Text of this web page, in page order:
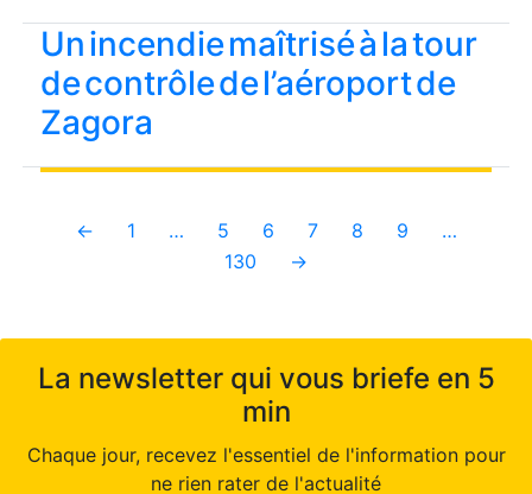
Un incendie maîtrisé à la tour
de contrôle de l’aéroport de
Zagora
← 1 … 5 6 7 8 9
…
130
→
La newsletter qui vous briefe en 5
min
Chaque jour, recevez l'essentiel de l'information pour
ne rien rater de l'actualité